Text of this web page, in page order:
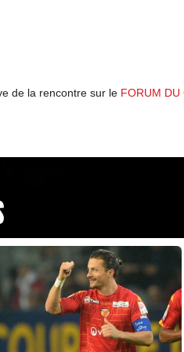
de la rencontre sur le FORUM DU